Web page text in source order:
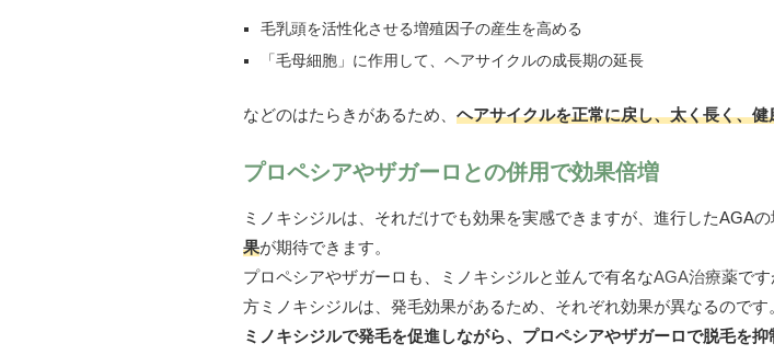
毛乳頭を活性化させる増殖因子の産生を高める
「毛母細胞」に作用して、ヘアサイクルの成長期の延長
などのはたらきがあるため、 ヘアサイクルを正常に戻し、太く長く、
プロペシアやザガーロとの併用で効果倍増
ミノキシジルは、それだけでも効果を実感できますが、進行したAGAの
果が期待できます。
プロペシアやザガーロも、ミノキシジルと並んで有名なAGA治療薬で
方ミノキシジルは、発毛効果があるため、それぞれ効果が異なるのです
ミノキシジルで発毛を促進しながら、プロペシアやザガーロで脱毛を抑